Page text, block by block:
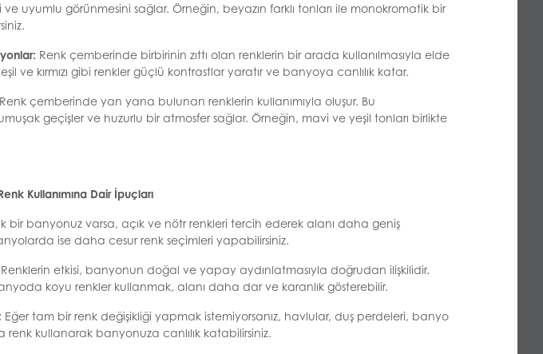
uyumlu görünmesini sağlar. Örneğin, beyazın farklı tonları ile monokromatik bir
Renk çemberinde birbirinin zıttı olan renklerin bir arada kullanılmasıyla elde
ve kırmızı gibi renkler güçlü kontrastlar yaratır ve banyoya canlılık katar.
Renk çemberinde yan yana bulunan renklerin kullanımıyla oluşur. Bu
geçişler ve huzurlu bir atmosfer sağlar. Örneğin, mavi ve yeşil tonları birlikte
Kullanımına Dair İpuçları
bir banyonuz varsa, açık ve nötr renkleri tercih ederek alanı daha geniş
ise daha cesur renk seçimleri yapabilirsiniz.
Renklerin etkisi, banyonun doğal ve yapay aydınlatmasıyla doğrudan ilişkilidir.
koyu renkler kullanmak, alanı daha dar ve karanlık gösterebilir.
Eğer tam bir renk değişikliği yapmak istemiyorsanız, havlular, duş perdeleri, banyo
renk kullanarak banyonuza canlılık katabilirsiniz.